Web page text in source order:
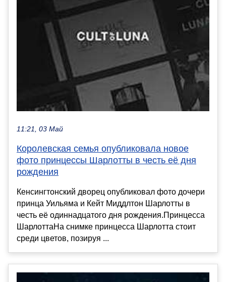
11:21, 03 Май
Королевская семья опубликовала новое
фото принцессы Шарлотты в честь её дня
рождения
Кенсингтонский дворец опубликовал фото дочери
принца Уильяма и Кейт Миддлтон Шарлотты в
честь её одиннадцатого дня рождения.Принцесса
ШарлоттаНа снимке принцесса Шарлотта стоит
среди цветов, позируя ...